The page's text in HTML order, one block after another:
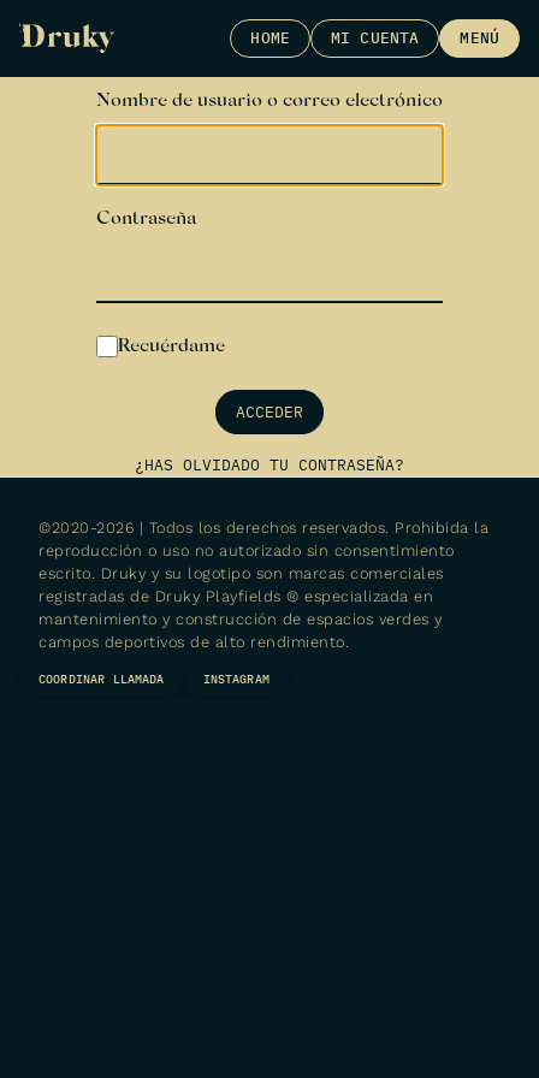
content
HOME MI CUENTA MENÚ
Nombre de usuario o correo electrónico
Contraseña
Recuérdame
ACCEDER
¿HAS OLVIDADO TU CONTRASEÑA?
©2020-2026 | Todos los derechos reservados. Prohibida la
reproducción o uso no autorizado sin consentimiento
escrito. Druky y su logotipo son marcas comerciales
registradas de Druky Playfields ® especializada en
mantenimiento y construcción de espacios verdes y
campos deportivos de alto rendimiento.
COORDINAR LLAMADA INSTAGRAM